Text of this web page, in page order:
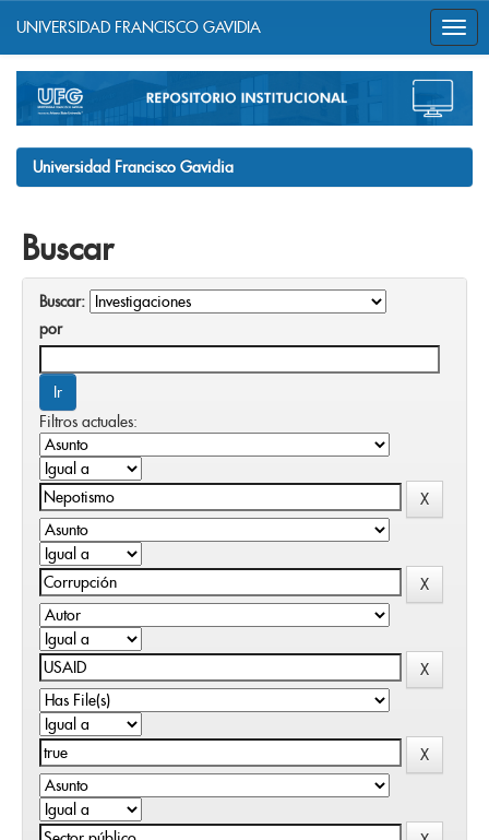
navigation
UNIVERSIDAD FRANCISCO GAVIDIA
Universidad Francisco Gavidia
Buscar
Buscar:
por
Filtros actuales: